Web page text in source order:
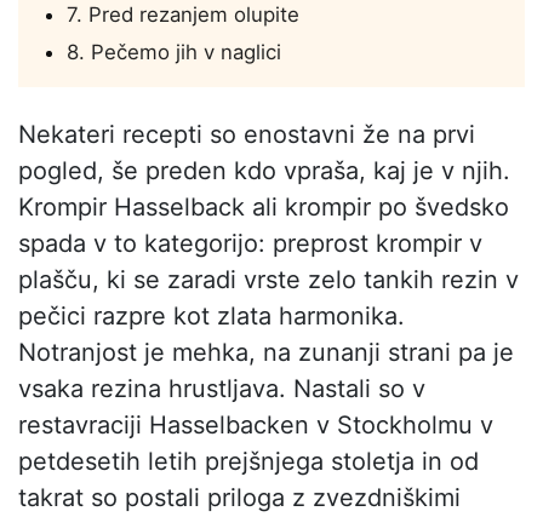
7. Pred rezanjem olupite
8. Pečemo jih v naglici
Nekateri recepti so enostavni že na prvi
pogled, še preden kdo vpraša, kaj je v njih.
Krompir Hasselback ali krompir po švedsko
spada v to kategorijo: preprost krompir v
plašču, ki se zaradi vrste zelo tankih rezin v
pečici razpre kot zlata harmonika.
Notranjost je mehka, na zunanji strani pa je
vsaka rezina hrustljava. Nastali so v
restavraciji Hasselbacken v Stockholmu v
petdesetih letih prejšnjega stoletja in od
takrat so postali priloga z zvezdniškimi